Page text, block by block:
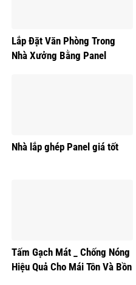
Lắp Đặt Văn Phòng Trong
Nhà Xưởng Bằng Panel
Nhà lắp ghép Panel giá tốt
Tấm Gạch Mát _ Chống Nóng
Hiệu Quả Cho Mái Tôn Và Bồn